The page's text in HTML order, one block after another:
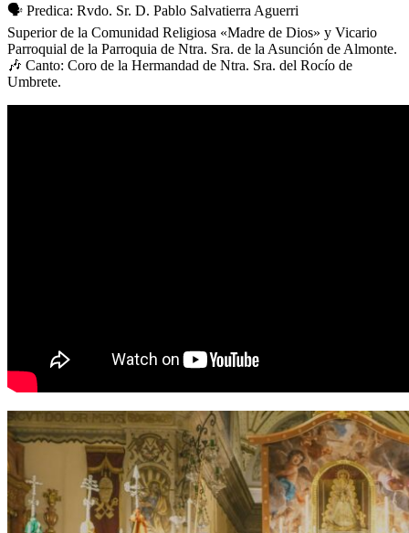
🗣️ Predica: Rvdo. Sr. D. Pablo Salvatierra Aguerri
Superior de la Comunidad Religiosa «Madre de Dios» y Vicario
Parroquial de la Parroquia de Ntra. Sra. de la Asunción de Almonte.
🎶 Canto: Coro de la Hermandad de Ntra. Sra. del Rocío de
Umbrete.